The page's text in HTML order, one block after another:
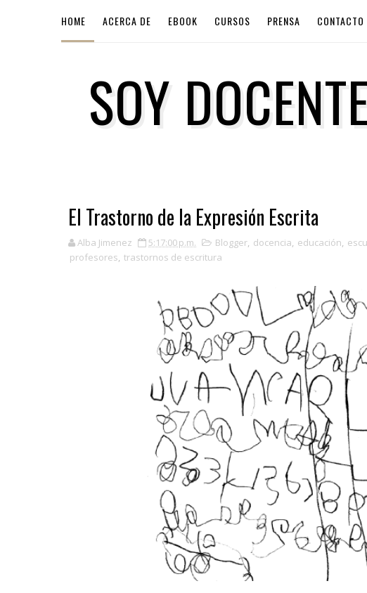
HOME ACERCA DE EBOOK CURSOS PRENSA CONTACTO
SOY
El Trastorno de la Expresión Escrita
Alba Jimenez 5:17:00 p.m. Blogger, docencia, educación,
profesores, trastornos de escritura